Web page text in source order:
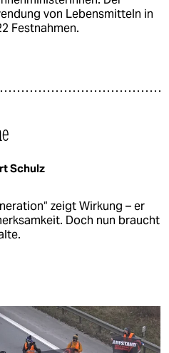
von Lebensmitteln in
Festnahmen.
Schulz
zeigt Wirkung – er
Doch nun braucht